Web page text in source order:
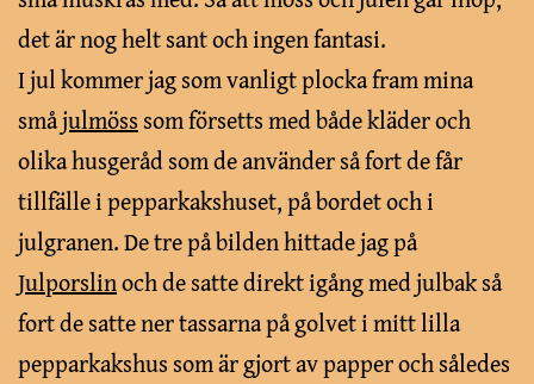
det är nog helt sant och ingen fantasi.
I jul kommer jag som vanligt plocka fram mina
småjulmösssom försetts med både kläder och
olika husgeråd som de använder så fort de får
tillfälle i pepparkakshuset, på bordet och i
julgranen. De tre på bilden hittade jag på
Julporslinoch de satte direkt igång med julbak så
fort de satte ner tassarna på golvet i mitt lilla
pepparkakshus som är gjort av papper och således